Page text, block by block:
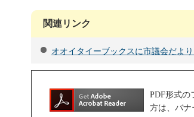
関連リンク
オオイタイーブックスに市議会だよ
PDF形式の
方は、バナ